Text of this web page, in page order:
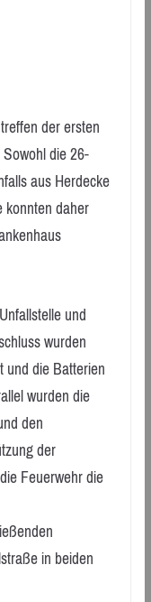
der ersten
die 26-
aus Herdecke
daher
und
wurden
die Batterien
wurden die
den
der
Feuerwehr die
in beiden